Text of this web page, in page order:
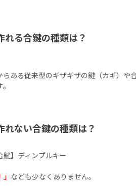
れる合鍵の種類は？
らある従来型のギザギザの鍵（カギ）や
れない合鍵の種類は？
鍵】ディンプルキー
」 なども少なくありません。